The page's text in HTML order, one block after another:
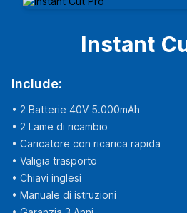
Instant
Include:
• 2 Batterie 40V 5.000mAh
• 2 Lame di ricambio
• Caricatore con ricarica rapida
• Valigia trasporto
• Chiavi inglesi
• Manuale di istruzioni